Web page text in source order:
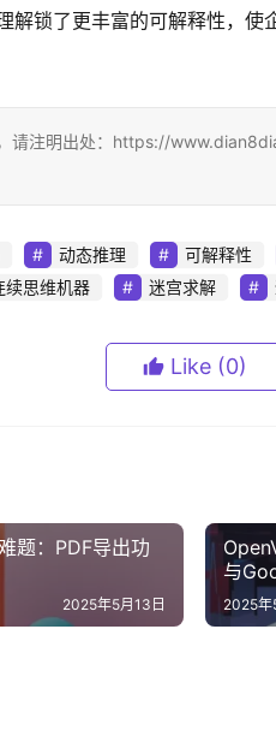
解锁了更丰富的可解释性，
请注明出处：https://
动态推理 可解释性
续思维机器 迷宫求解
Like (0)
题：PDF导出功
2025年5月13日
与
2025年